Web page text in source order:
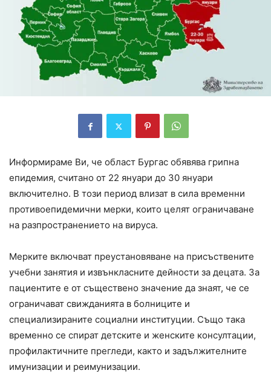
Информираме Ви, че област Бургас обявява грипна
епидемия, считано от 22 януари до 30 януари
включително. В този период влизат в сила временни
противоепидемични мерки, които целят ограничаване
на разпространението на вируса.
Мерките включват преустановяване на присъствените
учебни занятия и извънкласните дейности за децата. За
пациентите е от съществено значение да знаят, че се
ограничават свижданията в болниците и
специализираните социални институции. Също така
временно се спират детските и женските консултации,
профилактичните прегледи, както и задължителните
имунизации и реимунизации.